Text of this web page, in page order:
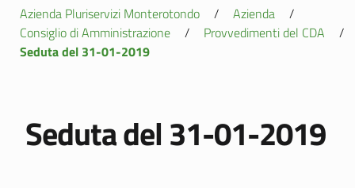
Azienda Pluriservizi Monterotondo / Azienda
/
Consiglio di Amministrazione
/ Provvedimenti del CDA
/
Seduta del 31-01-2019
Seduta del 31-01-2019